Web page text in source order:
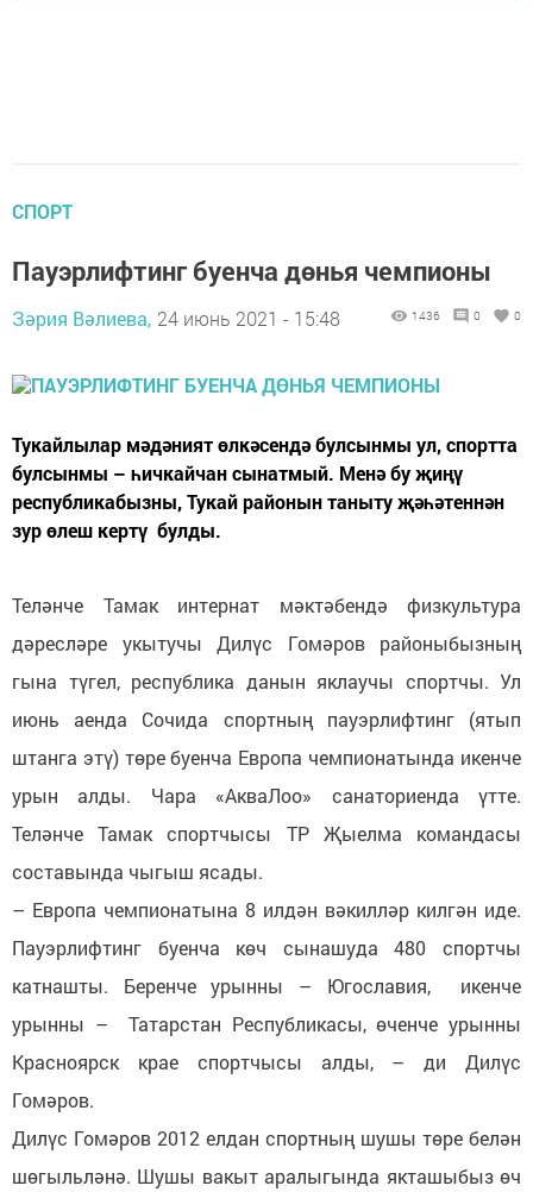
СПОРТ
Пауэрлифтинг буенча дөнья чемпионы
Зәрия Вәлиева, 24 июнь 2021 - 15:48 1436 0 0
Тукайлылар мәдәният өлкәсендә булсынмы ул, спортта
булсынмы – һичкайчан сынатмый. Менә бу җиңү
республикабызны, Тукай районын таныту җәһәтеннән
зур өлеш кертү булды.
Теләнче Тамак интернат мәктәбендә физкультура
дәресләре укытучы Дилүс Гомәров районыбызның
гына түгел, республика данын яклаучы спортчы. Ул
июнь аенда Сочида спортның пауэрлифтинг (ятып
штанга этү) төре буенча Европа чемпионатында икенче
урын алды. Чара «АкваЛоо» санаториенда үтте.
Теләнче Тамак спортчысы ТР Җыелма командасы
составында чыгыш ясады.
– Европа чемпионатына 8 илдән вәкилләр килгән иде.
Пауэрлифтинг буенча көч сынашуда 480 спортчы
катнашты. Беренче урынны – Югославия, икенче
урынны – Татарстан Республикасы, өченче урынны
Красноярск крае спортчысы алды, – ди Дилүс
Гомәров.
Дилүс Гомәров 2012 елдан спортның шушы төре белән
шөгыльләнә. Шушы вакыт аралыгында якташыбыз өч